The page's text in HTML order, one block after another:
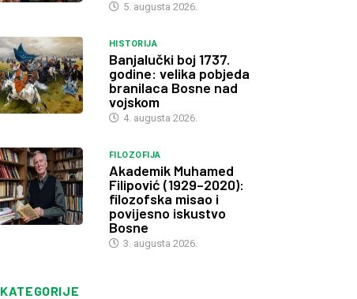
5. augusta 2026.
HISTORIJA
Banjalučki boj 1737.
godine: velika pobjeda
branilaca Bosne nad
vojskom
4. augusta 2026.
FILOZOFIJA
Akademik Muhamed
Filipović (1929–2020):
filozofska misao i
povijesno iskustvo
Bosne
3. augusta 2026.
KATEGORIJE